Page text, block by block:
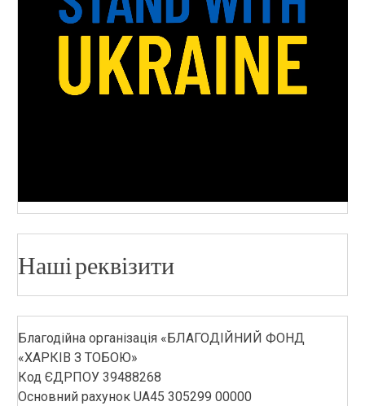
Наші реквізити
Благодійна організація «БЛАГОДІЙНИЙ ФОНД
«ХАРКІВ З ТОБОЮ»
Код ЄДРПОУ 39488268
Основний рахунок UA45 305299 00000